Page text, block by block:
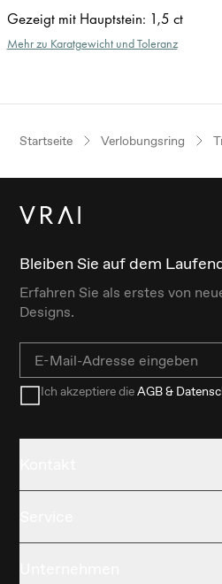
Gezeigt mit Hauptstein: 1,5 ct
Mehr zu Karatgewicht und Toleranz
Startseite Verlobungsring
Bleiben Sie auf dem
Erfahren Sie als erstes von
Designs.
Email
Ich akzeptiere dieAGB &